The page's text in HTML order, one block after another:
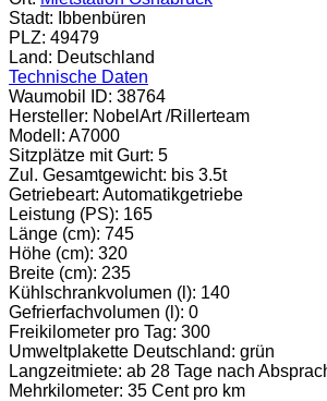
Stadt: Ibbenbüren
PLZ: 49479
Land: Deutschland
Technische Daten
Waumobil ID: 38764
Hersteller: NobelArt /Rillerteam
Modell: A7000
Sitzplätze mit Gurt: 5
Zul. Gesamtgewicht: bis 3.5t
Getriebeart: Automatikgetriebe
Leistung (PS): 165
Länge (cm): 745
Höhe (cm): 320
Breite (cm): 235
Kühlschrankvolumen (l): 140
Gefrierfachvolumen (l): 0
Freikilometer pro Tag: 300
Umweltplakette Deutschland: grün
Langzeitmiete: ab 28 Tage nach
Mehrkilometer: 35 Cent pro km